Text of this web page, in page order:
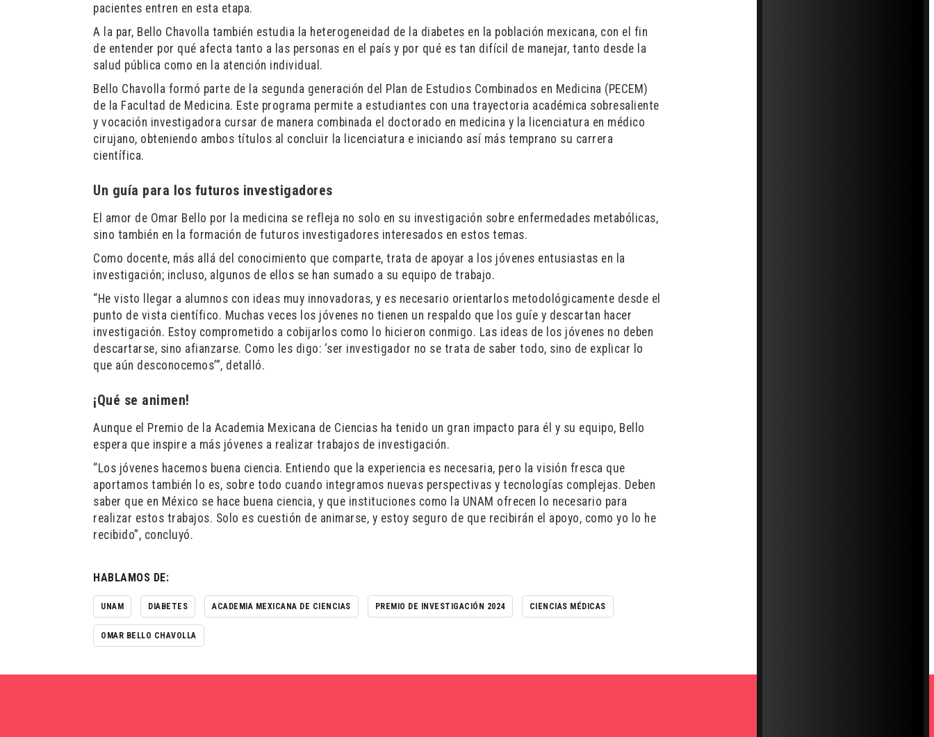
pacientes entren en esta etapa.
A la par, Bello Chavolla también estudia la heterogeneidad de la diabetes en la población mexicana, con el fin
de entender por qué afecta tanto a las personas en el país y por qué es tan difícil de manejar, tanto desde la
salud pública como en la atención individual.
Bello Chavolla formó parte de la segunda generación del Plan de Estudios Combinados en Medicina (PECEM)
de la Facultad de Medicina. Este programa permite a estudiantes con una trayectoria académica sobresaliente
y vocación investigadora cursar de manera combinada el doctorado en medicina y la licenciatura en médico
cirujano, obteniendo ambos títulos al concluir la licenciatura e iniciando así más temprano su carrera
científica.
Un guía para los futuros investigadores
El amor de Omar Bello por la medicina se refleja no solo en su investigación sobre enfermedades metabólicas,
sino también en la formación de futuros investigadores interesados en estos temas.
Como docente, más allá del conocimiento que comparte, trata de apoyar a los jóvenes entusiastas en la
investigación; incluso, algunos de ellos se han sumado a su equipo de trabajo.
“He visto llegar a alumnos con ideas muy innovadoras, y es necesario orientarlos metodológicamente desde el
punto de vista científico. Muchas veces los jóvenes no tienen un respaldo que los guíe y descartan hacer
investigación. Estoy comprometido a cobijarlos como lo hicieron conmigo. Las ideas de los jóvenes no deben
descartarse, sino afianzarse. Como les digo: ‘ser investigador no se trata de saber todo, sino de explicar lo
que aún desconocemos’”, detalló.
¡Qué se animen!
Aunque el Premio de la Academia Mexicana de Ciencias ha tenido un gran impacto para él y su equipo, Bello
espera que inspire a más jóvenes a realizar trabajos de investigación.
“Los jóvenes hacemos buena ciencia. Entiendo que la experiencia es necesaria, pero la visión fresca que
aportamos también lo es, sobre todo cuando integramos nuevas perspectivas y tecnologías complejas. Deben
saber que en México se hace buena ciencia, y que instituciones como la UNAM ofrecen lo necesario para
realizar estos trabajos. Solo es cuestión de animarse, y estoy seguro de que recibirán el apoyo, como yo lo he
recibido”, concluyó.
HABLAMOS DE:
UNAM DIABETES ACADEMIA MEXICANA DE CIENCIAS PREMIO DE INVESTIGACIÓN 2024 CIENCIAS MÉDICAS
OMAR BELLO CHAVOLLA